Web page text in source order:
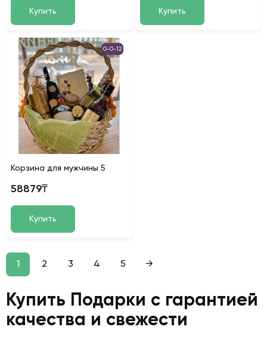
Купить Купить
0-0-12
Корзина для мужчины 5
58879₸
Купить
1 2 3 4 5 →
Купить Подарки с гарантией
качества и свежести